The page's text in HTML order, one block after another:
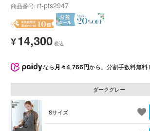
商品番号 rt-pts2947
¥14,300
なら 月々4,766円から。分割手数料無料
ダークグレー
Sサイズ